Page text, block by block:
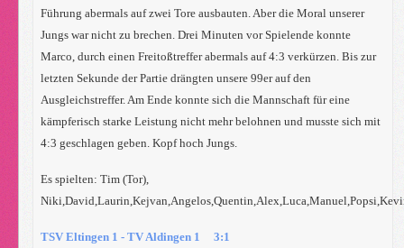
Führung abermals auf zwei Tore ausbauten. Aber die Moral unserer
Jungs war nicht zu brechen. Drei Minuten vor Spielende konnte
Marco, durch einen Freitoßtreffer abermals auf 4:3 verkürzen. Bis zur
letzten Sekunde der Partie drängten unsere 99er auf den
Ausgleichstreffer. Am Ende konnte sich die Mannschaft für eine
kämpferisch starke Leistung nicht mehr belohnen und musste sich mit
4:3 geschlagen geben. Kopf hoch Jungs.
Es spielten: Tim (Tor),
TSV Eltingen 1 - TV Aldingen 1 3:1